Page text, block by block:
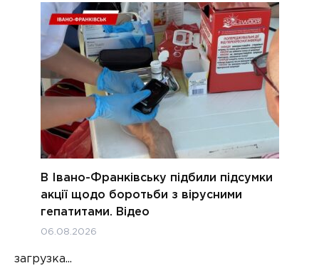
В Івано-Франківську підбили підсумки
акції щодо боротьби з вірусними
гепатитами. Відео
06.08.2026
загрузка...